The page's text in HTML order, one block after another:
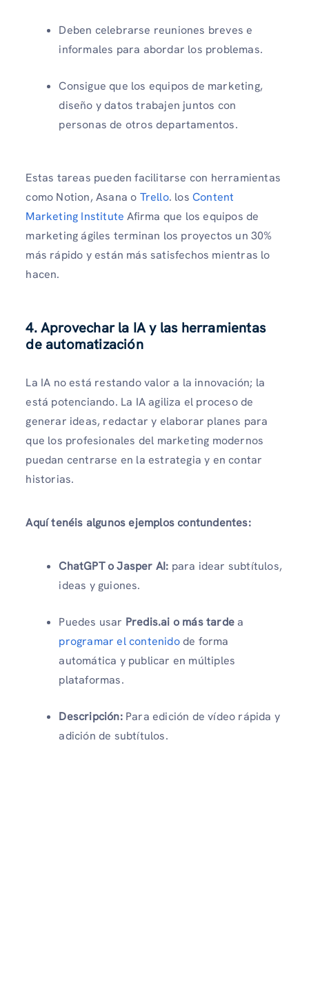
Deben celebrarse reuniones breves e
informales para abordar los problemas.
Consigue que los equipos de marketing,
diseño y datos trabajen juntos con
personas de otros departamentos.
Estas tareas pueden facilitarse con herramientas
como Notion, Asana o Trello. los Content
Marketing Institute Afirma que los equipos de
marketing ágiles terminan los proyectos un 30%
más rápido y están más satisfechos mientras lo
hacen.
4. Aprovechar la IA y las herramientas
de automatización
La IA no está restando valor a la innovación; la
está potenciando. La IA agiliza el proceso de
generar ideas, redactar y elaborar planes para
que los profesionales del marketing modernos
puedan centrarse en la estrategia y en contar
historias.
Aquí tenéis algunos ejemplos contundentes:
ChatGPT o Jasper AI: para idear subtítulos,
ideas y guiones.
Puedes usar Predis.ai o más tardea
programar el contenidode forma
automática y publicar en múltiples
plataformas.
Descripción:Para edición de vídeo rápida y
adición de subtítulos.